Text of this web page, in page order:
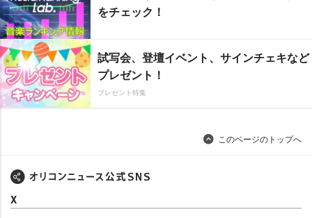
をチェック！
試写会、登壇イベント、サインチェキなど
プレゼント！
プレゼント特集
このページのトップへ
X